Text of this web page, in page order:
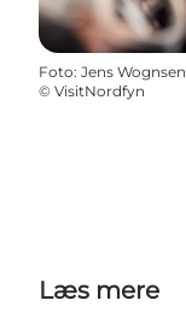
Foto: Jens Wognsen
© VisitNordfyn
Læs mere